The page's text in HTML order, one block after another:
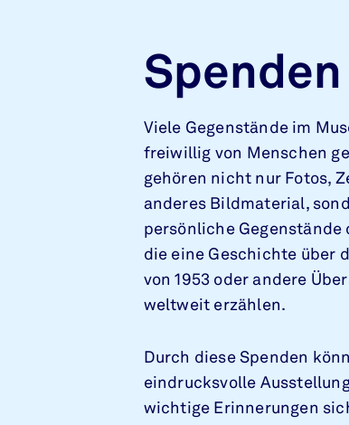
Spenden
Viele Gegenstände im
freiwillig von Menschen
gehören nicht nur Fotos,
anderes Bildmaterial,
persönliche Gegenstände
die eine Geschichte über
von 1953 oder andere
weltweit erzählen.
Durch diese Spenden
eindrucksvolle
wichtige Erinnerungen